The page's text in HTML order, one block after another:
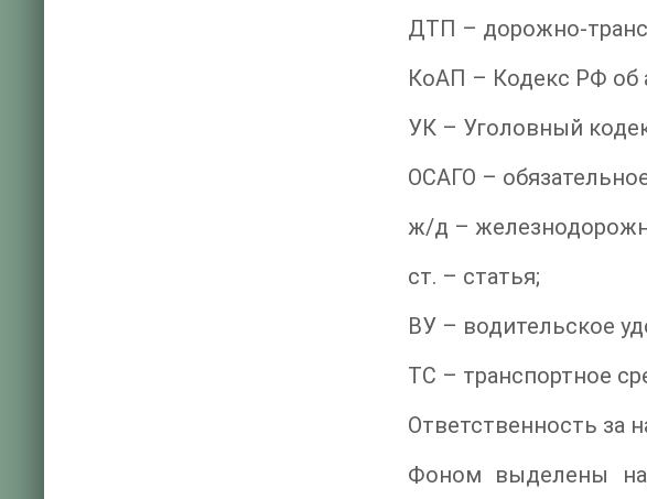
ДТП – дорожно-
КоАП – Кодекс РФ об
УК – Уголовный
ОСАГО –
ж/д –
ст. – статья;
ВУ – водительское
ТС – транспортное
Ответственность за
Фоном выделены